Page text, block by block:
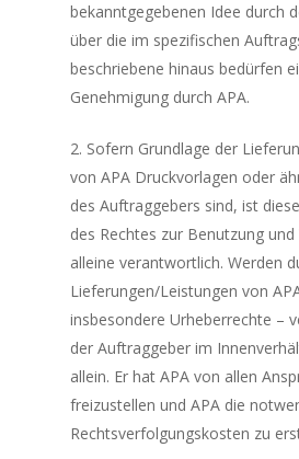
bekanntgegebenen Idee durch
über die im spezifischen
beschriebene hinaus bedürfen
Genehmigung durch APA.
2. Sofern Grundlage der
von APA Druckvorlagen oder
des Auftraggebers sind, ist
des Rechtes zur Benutzung
alleine verantwortlich. Werden
Lieferungen/Leistungen von
insbesondere Urheberrechte –
der Auftraggeber im
allein. Er hat APA von allen
freizustellen und APA die
Rechtsverfolgungskosten zu